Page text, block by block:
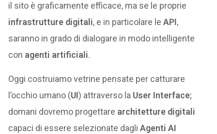
il sito è graficamente efficace, ma se le proprie
infrastrutture digitali, e in particolare leAPI,
saranno in grado di dialogare in modo intelligente
con agenti artificiali.
Oggi costruiamo vetrine pensate per catturare
l’occhio umano (UI) attraverso la User Interface;
domani dovremo progettare architetture digitali
capaci di essere selezionate dagliAgenti AI